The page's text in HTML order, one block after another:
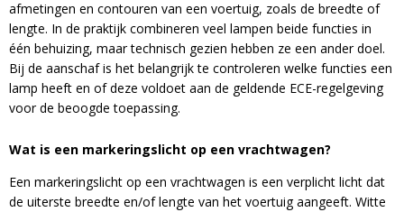
afmetingen en contouren van een voertuig, zoals de breedte of
lengte. In de praktijk combineren veel lampen beide functies in
één behuizing, maar technisch gezien hebben ze een ander doel.
Bij de aanschaf is het belangrijk te controleren welke functies een
lamp heeft en of deze voldoet aan de geldende ECE-regelgeving
voor de beoogde toepassing.
Wat is een markeringslicht op een vrachtwagen?
Een markeringslicht op een vrachtwagen is een verplicht licht dat
de uiterste breedte en/of lengte van het voertuig aangeeft. Witte